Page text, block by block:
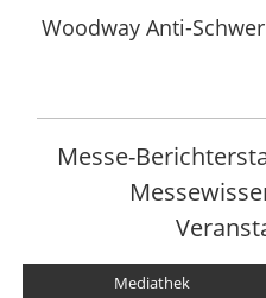
Woodway Anti-
Messe-
Mediathek